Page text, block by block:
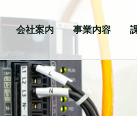
会社案内 事業内容